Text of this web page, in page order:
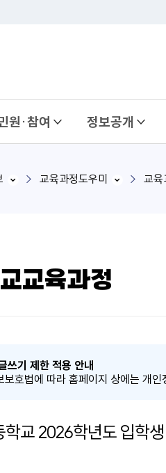
원·참여 정보공개
교육과정도우미 교육
교육과정
쓰기 제한 적용 안내
보호법에 따라 홈페이지 상에는 개
학교 2026학년도 입학